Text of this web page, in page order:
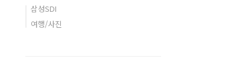
삼성SDI
여행/사진